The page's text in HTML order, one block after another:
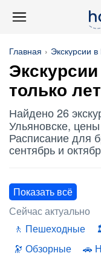
Главная Экскурсии
только
Найдено 26
Ульяновске,
Расписание для
сентябрь и
Показать всё
Сейчас актуально
Пешеходные
Обзорные